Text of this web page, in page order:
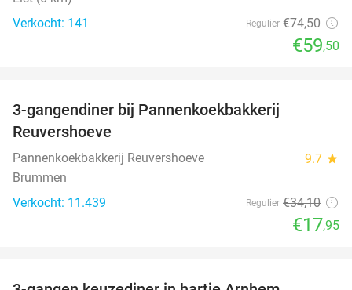
Verkocht: 141
Regulier €74,50
€59,50
3-gangendiner bij Pannenkoekbakkerij
Reuvershoeve
Pannenkoekbakkerij Reuvershoeve 9.7 star
Brummen
Verkocht: 11.439
Regulier €34,10
€17,95